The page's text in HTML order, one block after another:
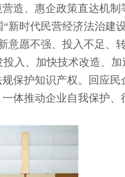
造、惠企政策直达机制
新时代民营经济法治建
意愿不强、投入不足、
入、加快技术改造、加
保护知识产权。回应民
体推动企业自我保护、